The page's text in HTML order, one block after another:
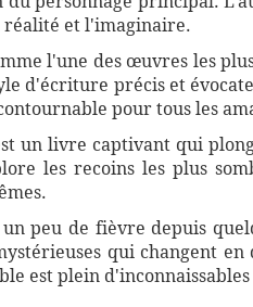
et l'imaginaire.
l'une des œuvres les
d'écriture précis et
pour tous les
un livre captivant qui
les recoins les plus
peu de fièvre depuis
qui changent
est plein d'inconnaissables